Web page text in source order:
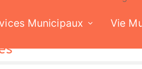
Municipaux Vie